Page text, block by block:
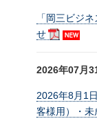
「岡三ビジ
せ
2026年07月
2026年8月1
客様用）・